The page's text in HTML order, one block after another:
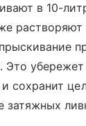
в 10-
Это
сохранит
затяжных